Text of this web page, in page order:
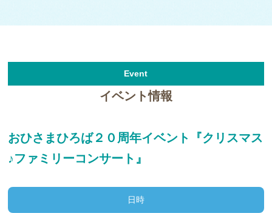
Event
イベント情報
おひさまひろば２０周年イベント『クリスマス
♪ファミリーコンサート』
日時